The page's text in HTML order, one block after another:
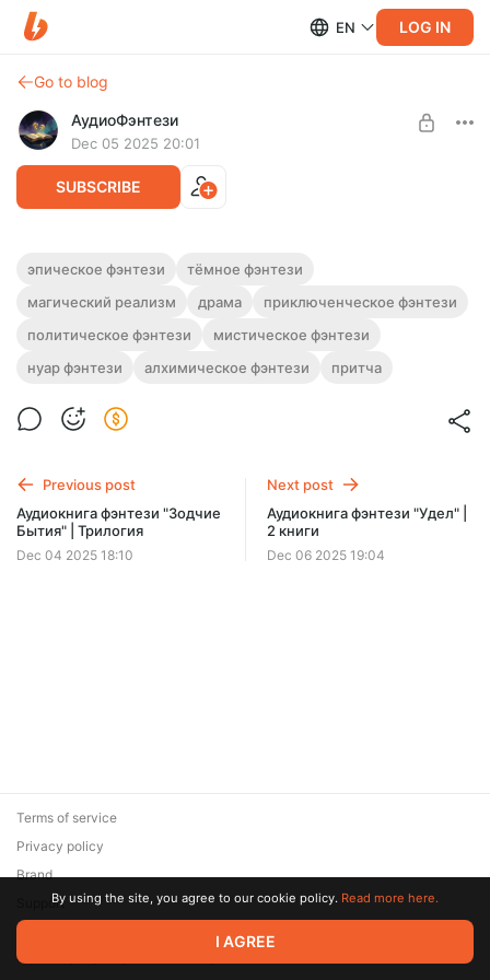
EN LOG IN
Go to blog
АудиоФэнтези
Dec 05 2025 20:01
SUBSCRIBE
Аудиокнига фэнтези "Блуждающий
огонь" | 2 книги
Полная версия.
рекламы и любых ограничений!
Level required:
SUBSCRIBE
эпическое фэнтези
тёмное фэнтези
магический реализм
драма
приключенческое фэнтези
политическое фэнтези
мистическое фэнтези
нуар фэнтези
алхимическое фэнтези притча
Previous post
Аудиокнига фэнтези "Зодчие
Бытия" | Трилогия
Dec 04 2025 18:10
Next post
Аудиокнига фэнтези "Удел" |
2 книги
Dec 06 2025 19:04
© 2026 Zaya Solutions Limited. All rights reserved. All trademarks
are the property of their respective owners.
Terms of service
Privacy policy
Brand
SupportBy using the site, you agree to our cookie policy. Read more here.
I AGREE